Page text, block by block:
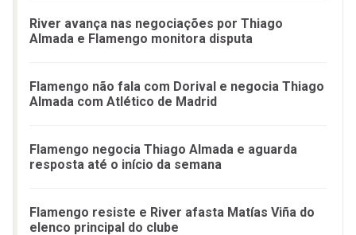
River avança nas negociações por Thiago
Almada e Flamengo monitora disputa
Flamengo não fala com Dorival e negocia Thiago
Almada com Atlético de Madrid
Flamengo negocia Thiago Almada e aguarda
resposta até o início da semana
Flamengo resiste e River afasta Matías Viña do
elenco principal do clube